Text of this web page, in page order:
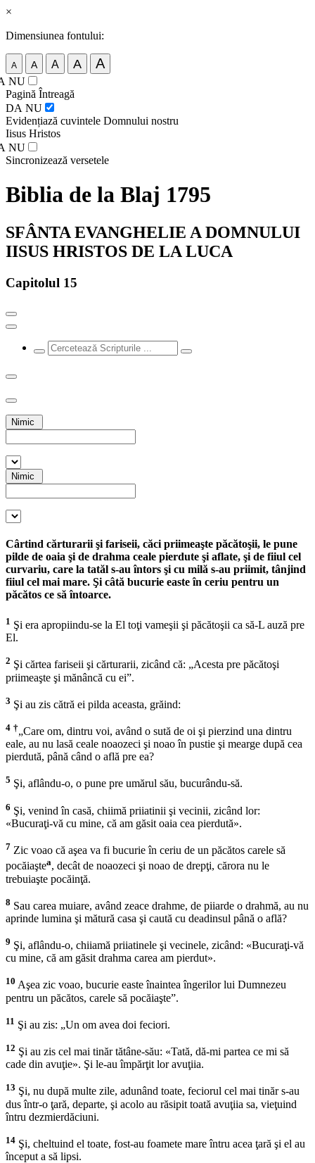
×
Dimensiunea fontului:
A A A A A
NU
Pagină Întreagă
DA NU
Evidențiază cuvintele Domnului nostru
Iisus Hristos
NU
Sincronizează versetele
Biblia de la Blaj 1795
SFÂNTA EVANGHELIE A DOMNULUI
IISUS HRISTOS DE LA LUCA
Capitolul 15
Nimic
Nimic
Cârtind cărturarii şi fariseii, căci priimeaşte păcătoşii, le pune
pilde de oaia şi de drahma ceale pierdute şi aflate, şi de fiiul cel
curvariu, care la tatăl s-au întors şi cu milă s-au priimit, tânjind
fiiul cel mai mare. Şi câtă bucurie easte în ceriu pentru un
păcătos ce să întoarce.
1 Şi era apropiindu-se la El toţi vameşii şi păcătoşii ca să-L auză pre
El.
2 Şi cărtea fariseii şi cărturarii, zicând că: „Acesta pre păcătoşi
priimeaşte şi mănâncă cu ei”.
3 Şi au zis cătră ei pilda aceasta, grăind:
4 †„Care om, dintru voi, având o sută de oi şi pierzind una dintru
eale, au nu lasă ceale noaozeci şi noao în pustie şi mearge după cea
pierdută, până când o află pre ea?
5 Şi, aflându-o, o pune pre umărul său, bucurându-să.
6 Şi, venind în casă, chiimă priiatinii şi vecinii, zicând lor:
«Bucuraţi-vă cu mine, că am găsit oaia cea pierdută».
7 Zic voao că aşea va fi bucurie în ceriu de un păcătos carele să
pocăiaştea, decât de noaozeci şi noao de drepţi, cărora nu le
trebuiaşte pocăinţă.
8 Sau carea muiare, având zeace drahme, de piiarde o drahmă, au nu
aprinde lumina şi mătură casa şi caută cu deadinsul până o află?
9 Şi, aflându-o, chiiamă priiatinele şi vecinele, zicând: «Bucuraţi-vă
cu mine, că am găsit drahma carea am pierdut».
10 Aşea zic voao, bucurie easte înaintea îngerilor lui Dumnezeu
pentru un păcătos, carele să pocăiaşte”.
11 Şi au zis: „Un om avea doi feciori.
12 Şi au zis cel mai tinăr tătâne-său: «Tată, dă-mi partea ce mi să
cade din avuţie». Şi le-au împărţit lor avuţiia.
13 Şi, nu după multe zile, adunând toate, feciorul cel mai tinăr s-au
dus într-o ţară, departe, şi acolo au răsipit toată avuţiia sa, vieţuind
întru dezmierdăciuni.
14 Şi, cheltuind el toate, fost-au foamete mare întru acea ţară şi el au
început a să lipsi.